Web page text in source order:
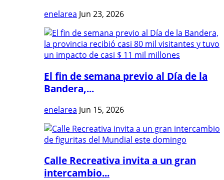
enelarea Jun 23, 2026
El fin de semana previo al Día de la
Bandera,...
enelarea Jun 15, 2026
Calle Recreativa invita a un gran
intercambio...